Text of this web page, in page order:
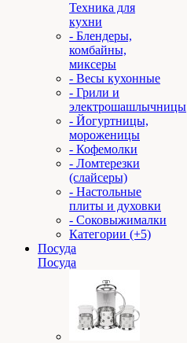
Техника для
кухни
- Блендеры,
комбайны,
миксеры
- Весы кухонные
- Грили и
электрошашлычницы
- Йогуртницы,
мороженицы
- Кофемолки
- Ломтерезки
(слайсеры)
- Настольные
плиты и духовки
- Соковыжималки
Категории (+5)
Посуда
Посуда